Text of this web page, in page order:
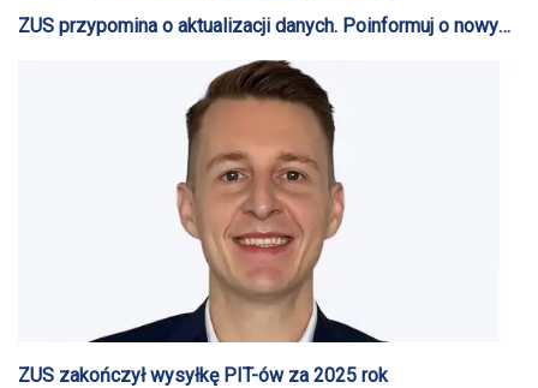
ZUS przypomina o aktualizacji danych. Poinformuj o nowym
ZUS zakończył wysyłkę PIT-ów za 2025 rok